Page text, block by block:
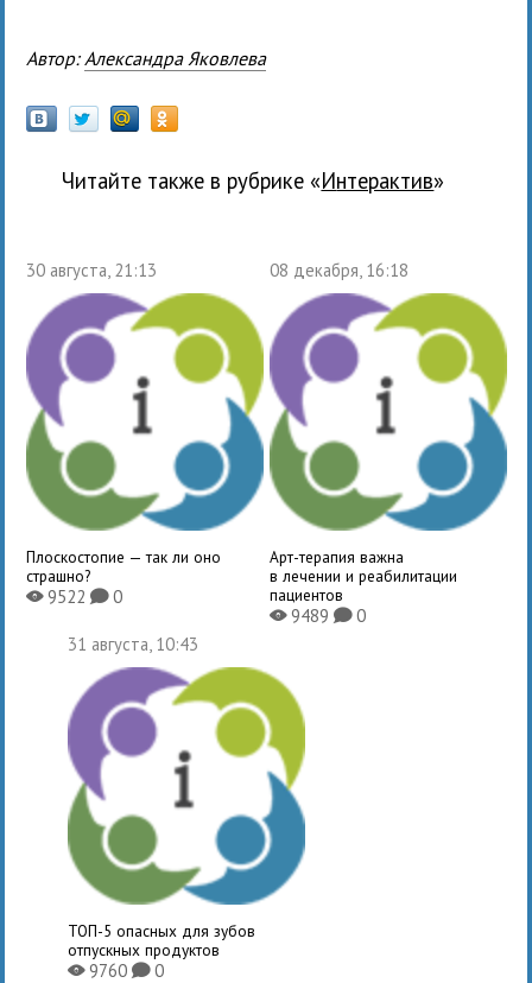
Автор: Александра Яковлева
Читайте также в рубрике « Интерактив»
30 августа, 21:13
Плоскостопие — так ли оно
страшно?
X9522K0
08 декабря, 16:18
Арт-терапия важна
в лечении и реабилитации
пациентов
X9489 K0
31 августа, 10:43
ТОП-5 опасных для зубов
отпускных продуктов
X9760K0